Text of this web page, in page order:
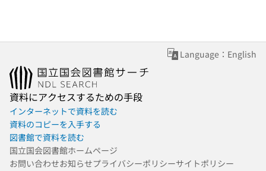
Language：English
資料にアクセスするための手段
インターネットで資料を読む
資料のコピーを入手する
図書館で資料を読む
国立国会図書館ホームページ
お問い合わせお知らせプライバシーポリシーサイトポリシー